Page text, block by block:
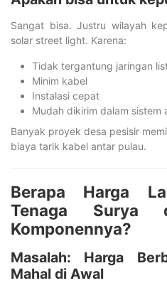
Sangat bisa. Justru wilayah
solar street light. Karena:
Tidak tergantung jaringan
Minim kabel
Instalasi cepat
Mudah dikirim dalam sistem
Banyak proyek desa pesisir
biaya tarik kabel antar pulau.
Berapa Harga
Tenaga Surya
Komponennya?
Masalah: Harga
Mahal di Awal